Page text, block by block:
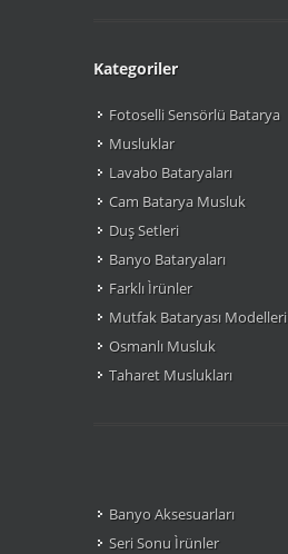
Kategoriler
Fotoselli Sensörlü Batarya
Musluklar
Lavabo Bataryaları
Cam Batarya Musluk
Duş Setleri
Banyo Bataryaları
Farklı Ìrünler
Mutfak Bataryası Modelleri
Osmanlı Musluk
Taharet Muslukları
Banyo Aksesuarları
Seri Sonu Ìrünler